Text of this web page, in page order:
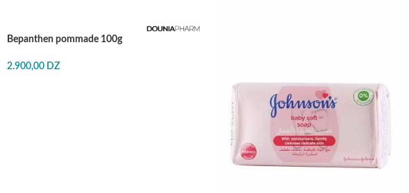
Bepanthen pommade 100g
2.900,00 DZ